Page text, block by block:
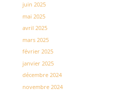
juin 2025
mai 2025
avril 2025
mars 2025
février 2025
janvier 2025
décembre 2024
novembre 2024